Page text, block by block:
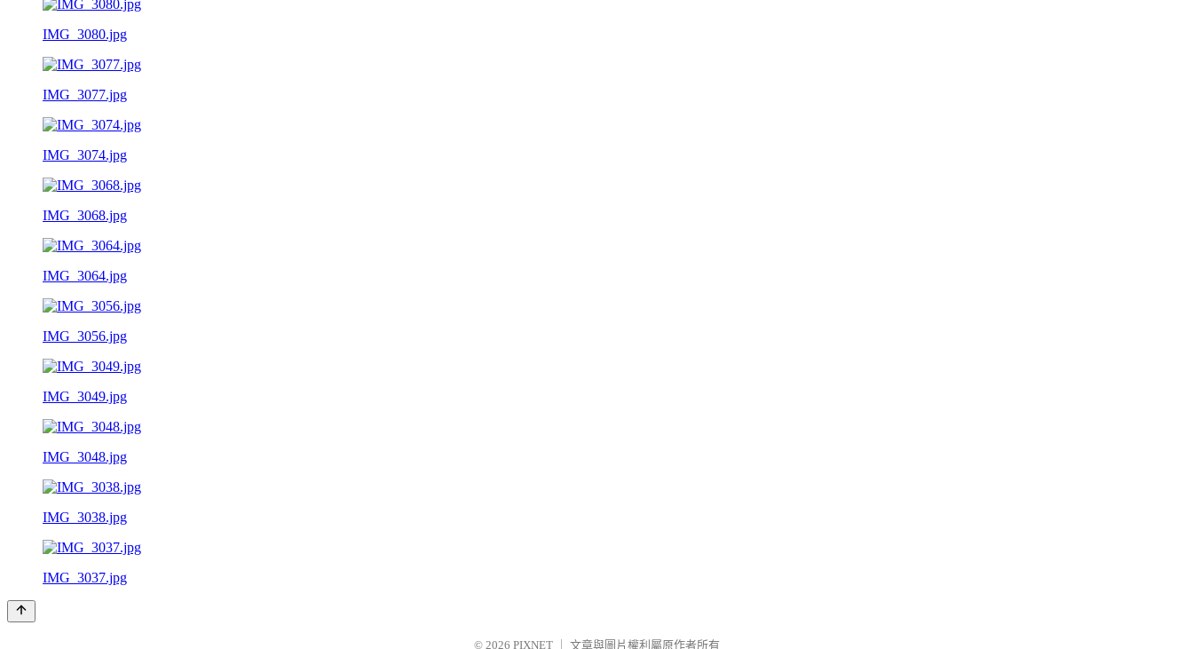
IMG_3080.jpg
IMG_3077.jpg
IMG_3074.jpg
IMG_3068.jpg
IMG_3064.jpg
IMG_3056.jpg
IMG_3049.jpg
IMG_3048.jpg
IMG_3038.jpg
IMG_3037.jpg
© 2026 PIXNET 文章與圖片權利屬原作者所有